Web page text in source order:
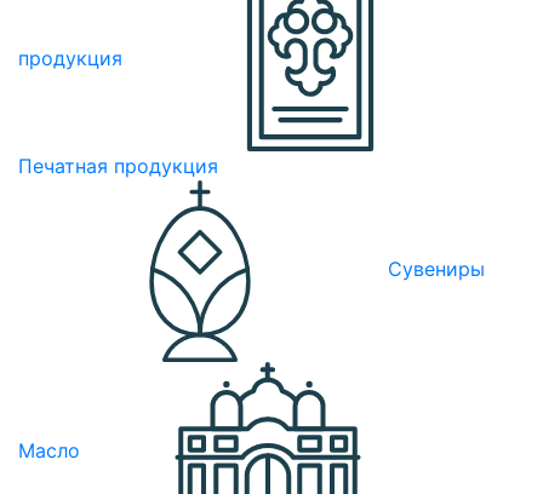
продукция
Печатная продукция
Сувениры
Масло